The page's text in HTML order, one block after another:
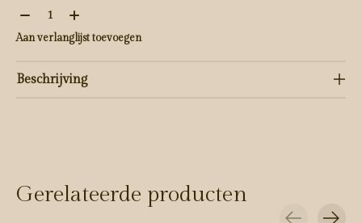
Aantal:
Aan verlanglijst toevoegen
Beschrijving
Gerelateerde producten